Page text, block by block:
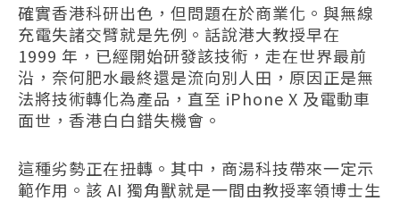
確實香港科研出色，但問題在於商業化。與無線
充電失諸交臂就是先例。話說港大教授早在
1999 年，已經開始研發該技術，走在世界最前
沿，奈何肥水最終還是流向別人田，原因正是無
法將技術轉化為產品，直至 iPhone X 及電動車
面世，香港白白錯失機會。
這種劣勢正在扭轉。其中，商湯科技帶來一定示
範作用。該 AI 獨角獸就是一間由教授率領博士生